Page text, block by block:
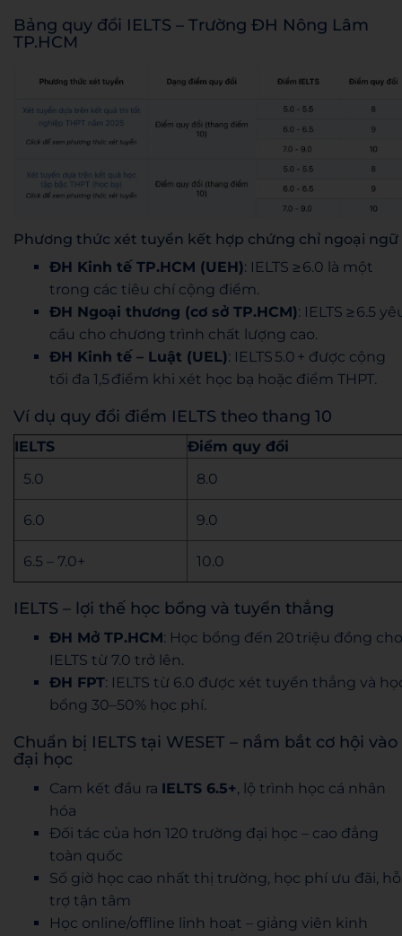
Bảng quy đổi IELTS – Trường ĐH Nông Lâm
TP.HCM
Phương thức xét tuyển kết hợp chứng chỉ ngoại ngữ
ĐH Kinh tế TP.HCM (UEH): IELTS ≥ 6.0 là một
trong các tiêu chí cộng điểm.
ĐH Ngoại thương (cơ sở TP.HCM): IELTS ≥ 6.5
cầu cho chương trình chất lượng cao.
ĐH Kinh tế – Luật (UEL): IELTS 5.0 + được cộng
tối đa 1,5 điểm khi xét học bạ hoặc điểm THPT.
Ví dụ quy đổi điểm IELTS theo thang 10
IELTS
Điểm quy đổi
5.0
8.0
6.0 9.0
6.5 – 7.0+ 10.0
IELTS – lợi thế học bổng và tuyển thẳng
ĐH Mở TP.HCM: Học bổng đến 20 triệu đồng cho
IELTS từ 7.0 trở lên.
ĐH FPT: IELTS từ 6.0 được xét tuyển thẳng và
bổng 30–50% học phí.
Chuẩn bị IELTS tại WESET – nắm bắt cơ hội vào
đại học
Cam kết đầu ra IELTS 6.5+, lộ trình học cá nhân
hóa
Đối tác của hơn 120 trường đại học – cao đẳng
toàn quốc
Số giờ học cao nhất thị trường, học phí ưu đãi, hỗ
trợ tận tâm
Học online/offline linh hoạt – giảng viên kinh